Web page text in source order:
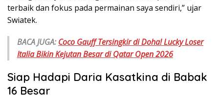
terbaik dan fokus pada permainan saya sendiri,” ujar
Swiatek.
BACA JUGA: Coco Gauff Tersingkir di Doha! Lucky Loser
Italia Bikin Kejutan Besar di Qatar Open 2026
Siap Hadapi Daria Kasatkina di Babak
16 Besar